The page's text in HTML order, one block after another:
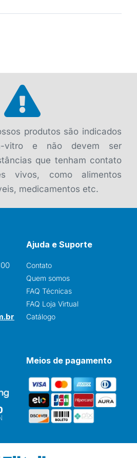
produtos são indicados
vitro e não devem ser
que tenham contato
vivos, como alimentos
medicamentos etc.
Ajuda e Suporte
Contato
Quem somos
FAQ Técnicas
FAQ Loja Virtual
Catálogo
Meios de pagamento